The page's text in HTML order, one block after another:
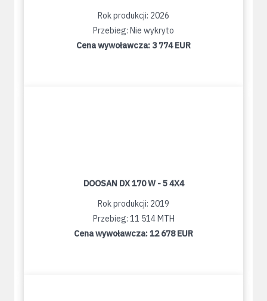
Rok produkcji: 2026
Przebieg: Nie wykryto
Cena wywoławcza: 3 774 EUR
DOOSAN DX 170 W - 5 4X4
Rok produkcji: 2019
Przebieg: 11 514 MTH
Cena wywoławcza:12 678 EUR